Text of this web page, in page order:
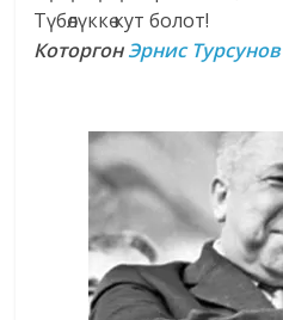
Түбөлүккө кут болот!
КоторгонЭрнис Турсунов